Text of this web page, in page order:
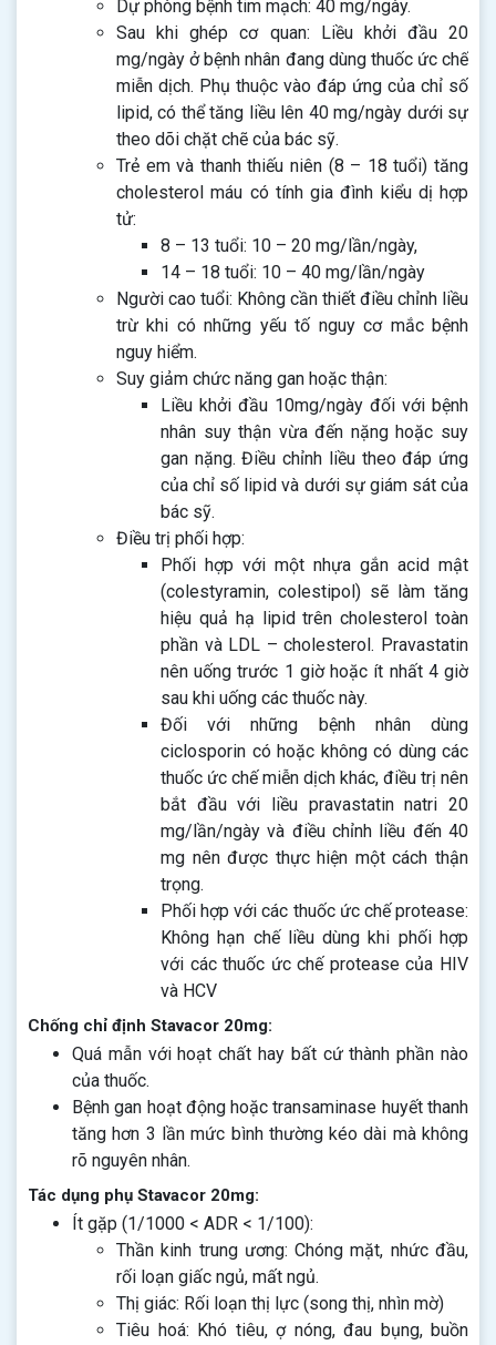
Dự phòng bệnh tim mạch: 40 mg/ngày.
Sau khi ghép cơ quan: Liều khởi đầu 20
mg/ngày ở bệnh nhân đang dùng thuốc ức chế
miễn dịch. Phụ thuộc vào đáp ứng của chỉ số
lipid, có thể tăng liều lên 40 mg/ngày dưới sự
theo dõi chặt chẽ của bác sỹ.
Trẻ em và thanh thiếu niên (8 – 18 tuổi) tăng
cholesterol máu có tính gia đình kiểu dị hợp
tử:
8 – 13 tuổi: 10 – 20 mg/lần/ngày,
14 – 18 tuổi: 10 – 40 mg/lần/ngày
Người cao tuổi: Không cần thiết điều chỉnh liều
trừ khi có những yếu tố nguy cơ mắc bệnh
nguy hiểm.
Suy giảm chức năng gan hoặc thận:
Liều khởi đầu 10mg/ngày đối với bệnh
nhân suy thận vừa đến nặng hoặc suy
gan nặng. Điều chỉnh liều theo đáp ứng
của chỉ số lipid và dưới sự giám sát của
bác sỹ.
Điều trị phối hợp:
Phối hợp với một nhựa gắn acid mật
(colestyramin, colestipol) sẽ làm tăng
hiệu quả hạ lipid trên cholesterol toàn
phần và LDL – cholesterol. Pravastatin
nên uống trước 1 giờ hoặc ít nhất 4 giờ
sau khi uống các thuốc này.
Đối với những bệnh nhân dùng
ciclosporin có hoặc không có dùng các
thuốc ức chế miễn dịch khác, điều trị nên
bắt đầu với liều pravastatin natri 20
mg/lần/ngày và điều chỉnh liều đến 40
mg nên được thực hiện một cách thận
trọng.
Phối hợp với các thuốc ức chế protease:
Không hạn chế liều dùng khi phối hợp
với các thuốc ức chế protease của HIV
và HCV
Chống chỉ định Stavacor 20mg:
Quá mẫn với hoạt chất hay bất cứ thành phần nào
của thuốc.
Bệnh gan hoạt động hoặc transaminase huyết thanh
tăng hơn 3 lần mức bình thường kéo dài mà không
rõ nguyên nhân.
Tác dụng phụ Stavacor 20mg:
Ít gặp (1/1000 < ADR < 1/100):
Thần kinh trung ương: Chóng mặt, nhức đầu,
rối loạn giấc ngủ, mất ngủ.
Thị giác: Rối loạn thị lực (song thị, nhìn mờ)
Tiêu hoá: Khó tiêu, ợ nóng, đau bụng, buồn